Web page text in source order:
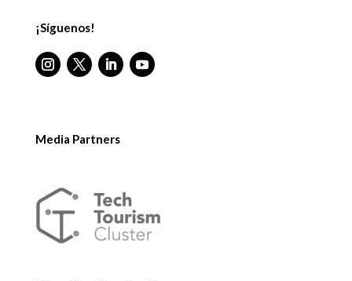
¡Síguenos!
Media Partners